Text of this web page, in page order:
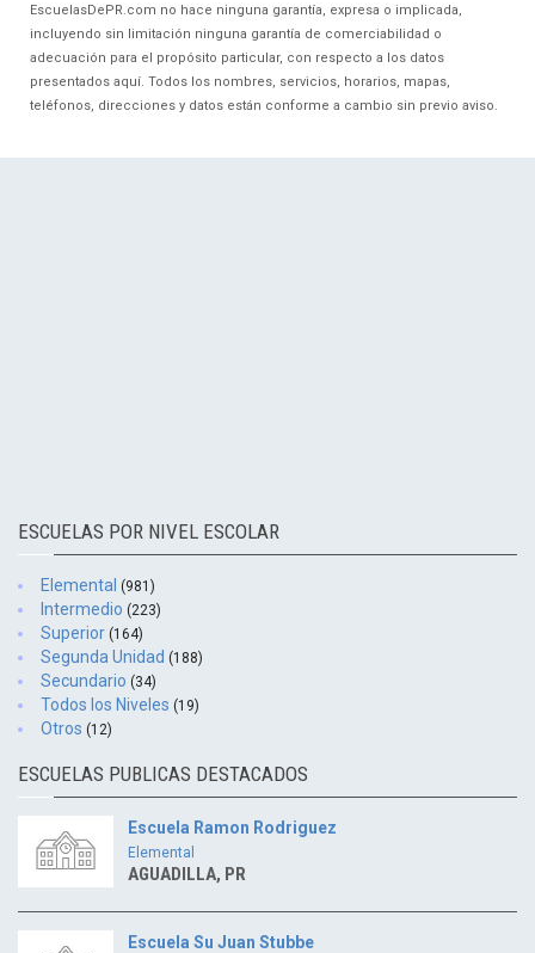
EscuelasDePR.com no hace ninguna garantía, expresa o implicada,
incluyendo sin limitación ninguna garantía de comerciabilidad o
adecuación para el propósito particular, con respecto a los datos
presentados aquí. Todos los nombres, servicios, horarios, mapas,
teléfonos, direcciones y datos están conforme a cambio sin previo aviso.
ESCUELAS POR NIVEL ESCOLAR
Elemental (981)
Intermedio (223)
Superior (164)
Segunda Unidad (188)
Secundario (34)
Todos los Niveles (19)
Otros (12)
ESCUELAS PUBLICAS DESTACADOS
Escuela Ramon Rodriguez
Elemental
AGUADILLA, PR
Escuela Su Juan Stubbe